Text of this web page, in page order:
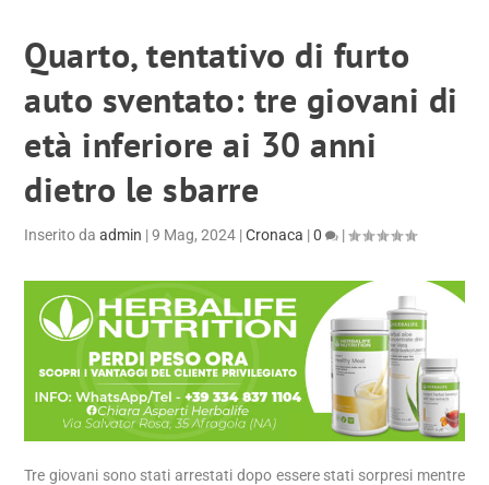
Quarto, tentativo di furto
auto sventato: tre giovani di
età inferiore ai 30 anni
dietro le sbarre
Inserito daadmin |9 Mag, 2024 |Cronaca |0 |
Tre giovani sono stati arrestati dopo essere stati sorpresi mentre